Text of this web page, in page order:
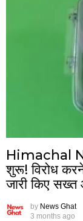
Himachal
शुरू! विरोध
जारी किए
by News Ghat
3 months ago